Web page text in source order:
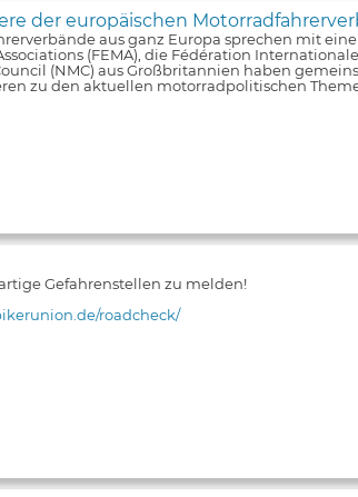
der europäischen
aus ganz Europa sprechen mit
(FEMA), die Fédération
(NMC) aus Großbritannien haben
zu den aktuellen motorradpolitischen
Gefahrenstellen zu melden!
roadcheck/